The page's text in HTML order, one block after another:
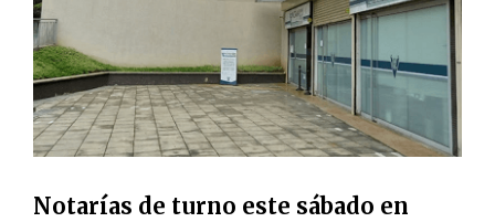
Notarías de turno este sábado en